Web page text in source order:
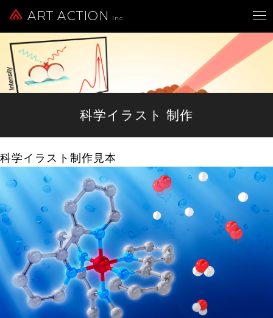
ART ACTION Inc.
科学イラスト 制作
科学イラスト制作見本